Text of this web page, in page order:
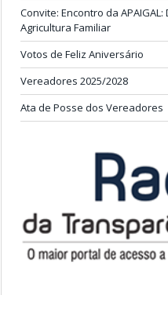
Convite: Encontro da
Agricultura Familiar
Votos de Feliz Aniversário
Vereadores 2025/2028
Ata de Posse dos Vereadores